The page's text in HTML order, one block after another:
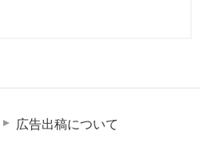
広告出稿について